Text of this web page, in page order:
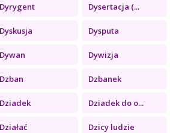
Dyrygent Dysertacja (...
Dyskusja Dysputa
Dywan Dywizja
Dzban Dzbanek
Dziadek Dziadek do o...
Działać Dzicy ludzie